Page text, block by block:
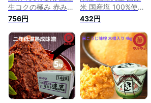
生コクの極み 赤みそ
信州味噌 700g 老舗
丸萬 伝統の味 みそ
味噌汁 味噌漬け グ
ルテンフリー 健康食
発酵 腸活 ベジタリ
アン 非加熱 熟成発
酵 グルメ 発酵食品
糖質制限 低糖質 生
酵素 安心 糀 麹
756円
米 国産塩 100%使用
究極の逸品 赤みそ
信州味噌 300g 老舗
丸萬 伝統の味 みそ
味噌汁 味噌漬け グ
ルテンフリー 健康食
発酵 腸活 ベジタリ
アン 非加熱 熟成発
酵 糖質制限 低糖質
腸内環境 改善 中辛
野菜
432円